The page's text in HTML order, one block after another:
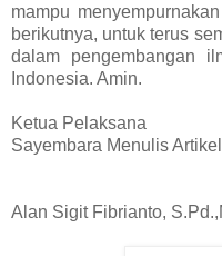
mampu
berikutnya, untuk terus
dalam pengembangan
Indonesia. Amin.
Ketua Pelaksana
Sayembara Menulis
Alan Sigit Fibrianto,